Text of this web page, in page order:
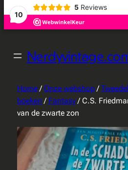
10
5 Reviews
Home/ Onze webshop/
boeken / Fantasy/ C.S.
van de zwarte zon